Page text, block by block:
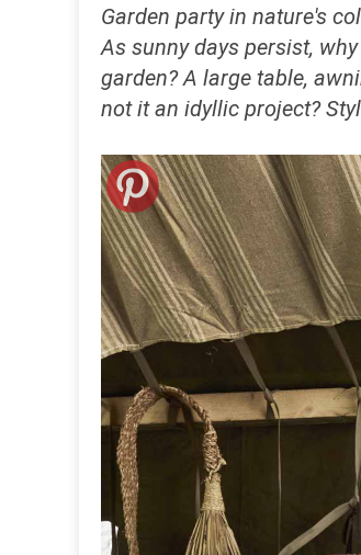
Garden party in nature's
As sunny days persist,
garden? A large table,
not itan idyllic project?